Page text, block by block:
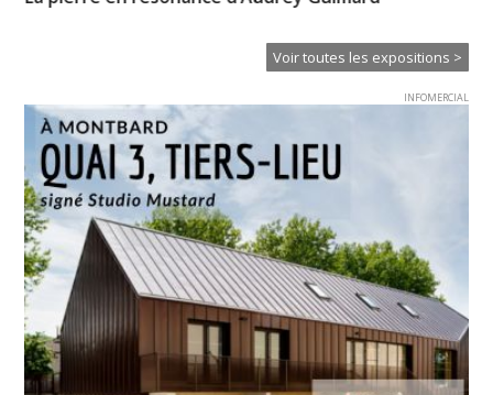
Voir toutes les expositions >
INFOMERCIAL